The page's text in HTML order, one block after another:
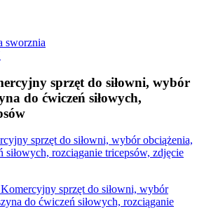
sworznia
sprzęt do siłowni, wybór
do ćwiczeń siłowych,